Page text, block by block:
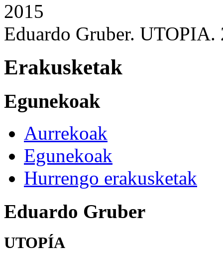
Eduardo Gruber. UTOPIA.
Erakusketak
Egunekoak
Aurrekoak
Egunekoak
Hurrengo erakusketak
Eduardo Gruber
UTOPÍA